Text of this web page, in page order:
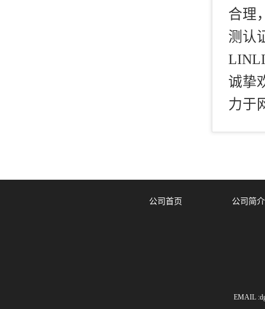
合理
测认
诚挚
力于
公司首页 公司简介
EMAIL